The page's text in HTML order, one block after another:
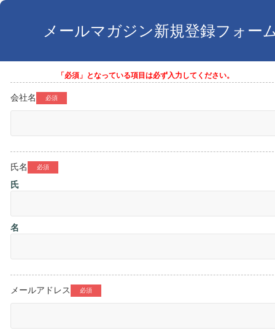
メールマガジン新規登録フォー
会社名
氏名
氏
名
メールアドレス